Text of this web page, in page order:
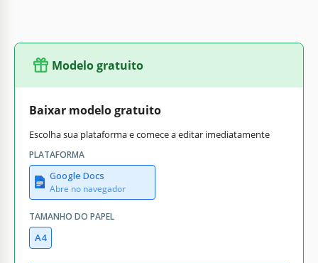
Modelo gratuito
Baixar modelo gratuito
Escolha sua plataforma e comece a editar imediatamente
PLATAFORMA
Google Docs
Abre no navegador
TAMANHO DO PAPEL
A4